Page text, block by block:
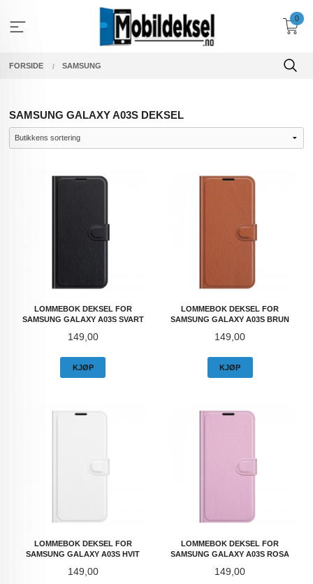
innholdet
0
FORSIDE SAMSUNG
SAMSUNG GALAXY A03S DEKSEL
LOMMEBOK DEKSEL FOR
SAMSUNG GALAXY A03S SVART
Pris
149,00
KJØP
LOMMEBOK DEKSEL FOR
SAMSUNG GALAXY A03S BRUN
Pris
149,00
KJØP
LOMMEBOK DEKSEL FOR
SAMSUNG GALAXY A03S HVIT
Pris
149,00
LOMMEBOK DEKSEL FOR
SAMSUNG GALAXY A03S ROSA
Pris
149,00